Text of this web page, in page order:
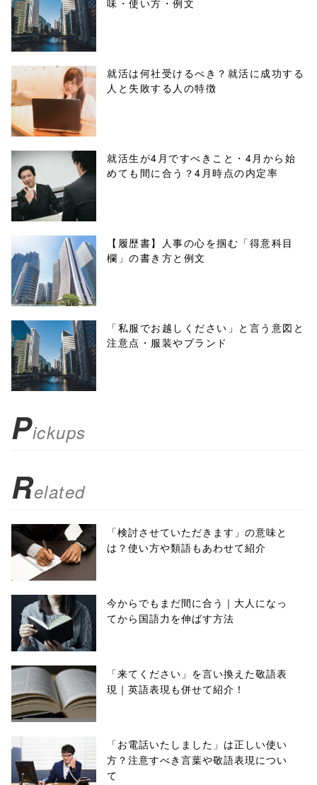
content/themes
/tapbiz_theme/
parts/sns-
buttons.php on
line10
/1040320"
onclick="windo
w.open(this.hre
f, 'Gwindow',
'width=550,
height=450,
menubar=no,
toolbar=no,
scrollbars=yes'
false;"> シェア
味・使い方・例文
就活は何社受けるべき？就活に成功する
人と失敗する人の特徴
就活生が4月ですべきこと・4月から始
めても間に合う？4月時点の内定率
【履歴書】人事の心を掴む「得意科目
欄」の書き方と例文
「私服でお越しください」と言う意図と
注意点・服装やブランド
Pickups
Related
「検討させていただきます」の意味と
は？使い方や類語もあわせて紹介
今からでもまだ間に合う｜大人になっ
てから国語力を伸ばす方法
「来てください」を言い換えた敬語表
現｜英語表現も併せて紹介！
「お電話いたしました」は正しい使い
方？注意すべき言葉や敬語表現につい
て